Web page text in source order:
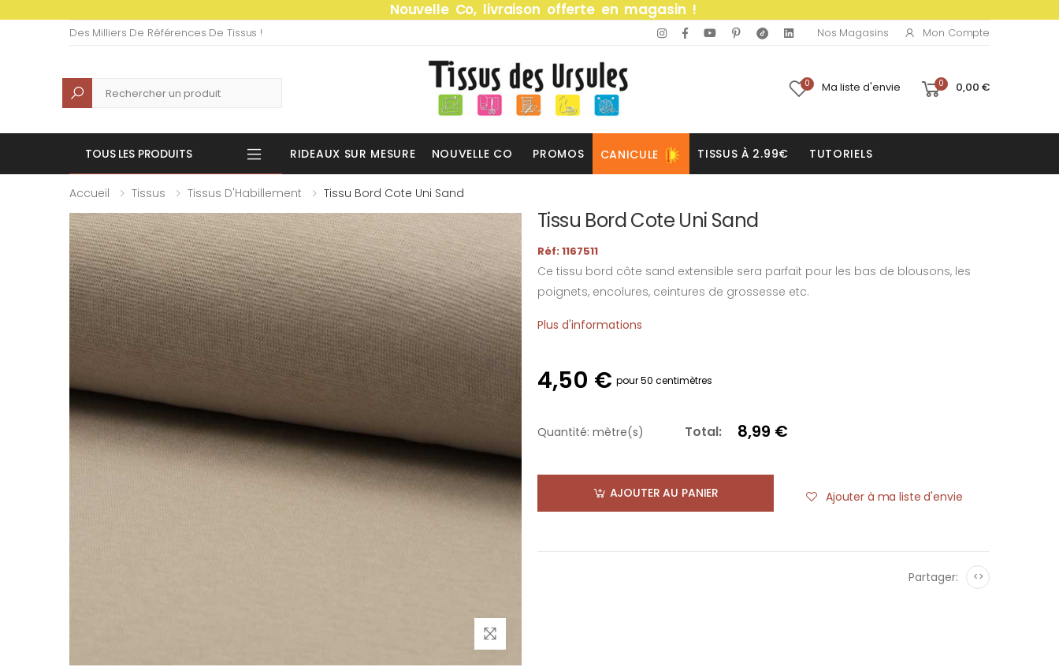
Nouvelle Co, livraison offerte en magasin !
Des Milliers De Références De Tissus ! Nos Magasins Mon Compte
Recherche 0 Ma liste d'envie 0 0,00 €
TOUS LES PRODUITS RIDEAUX SUR MESURE NOUVELLE CO PROMOS CANICULE TISSUS À 2.99€ TUTORIELS
Accueil Tissus Tissus D'Habillement Tissu Bord Cote Uni Sand
Tissu Bord Cote Uni Sand
Réf: 1167511
Ce tissu bord côte sand extensible sera parfait pour les bas de blousons, les
poignets, encolures, ceintures de grossesse etc.
Plus d'informations
4,50 € pour 50 centimètres
Quantité: mètre(s) Total: 8,99 €
AJOUTER AU PANIER Ajouter à ma liste d'envie
Partager: <>